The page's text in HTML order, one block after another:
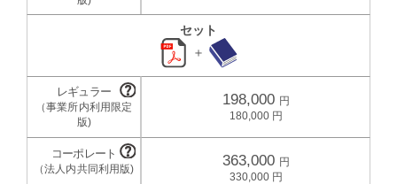
セット
＋
198,000
180,000
363,000
330,000